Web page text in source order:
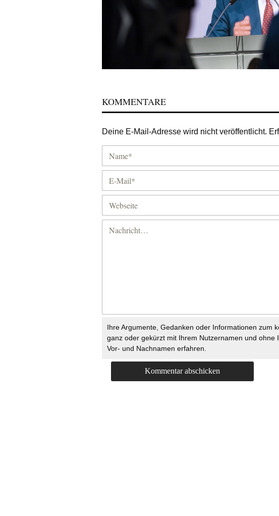
KOMMENTARE
Deine E-Mail-Adresse wird nicht veröffentlicht.
Ihre Argumente, Gedanken oder Informationen zum
ganz oder gekürzt mit Ihrem Nutzernamen und ohne
Vor- und Nachnamen erfahren.